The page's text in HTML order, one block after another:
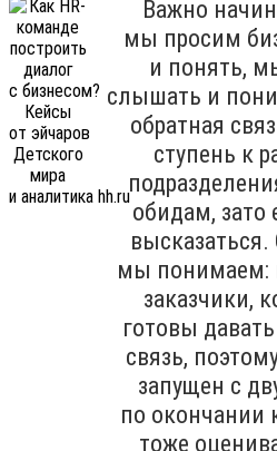
Важно
мы просим
и понять,
слышать и
обратная
ступень к
обидам, зато
мы понимаем:
заказчики,
готовы
связь,
запущен с
по окончании
тоже